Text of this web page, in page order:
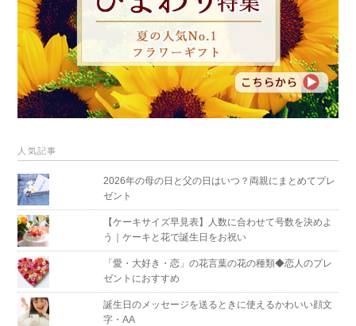
人気記事
2026年の母の日と父の日はいつ？両親にまとめてプレ
ゼント
【ケーキサイズ早見表】人数に合わせて号数を決めよ
う｜ケーキと花で誕生日をお祝い
「愛・大好き・恋」の花言葉の花の種類◆恋人のプレ
ゼントにおすすめ
誕生日のメッセージを送るときに使えるかわいい顔文
字・AA